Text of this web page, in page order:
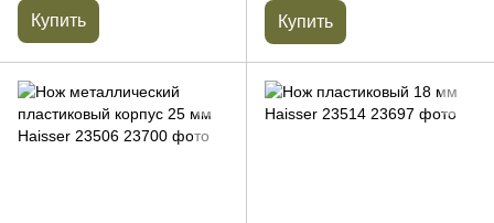
Купить Купить